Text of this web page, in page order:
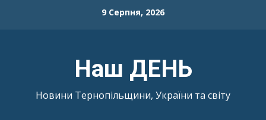
9 Серпня, 2026
Наш ДЕНЬ
Новини Тернопільщини, України та світу